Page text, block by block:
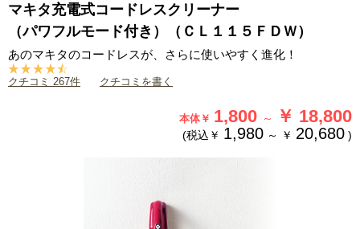
マキタ充電式コードレスクリーナー
（パワフルモード付き）（ＣＬ１１５ＦＤＷ）
あのマキタのコードレスが、さらに使いやすく進化！
クチコミ 267件 クチコミを書く
本体￥ 1,800 ～ ￥ 18,800
(税込￥ 1,980 ～ ￥ 20,680 )